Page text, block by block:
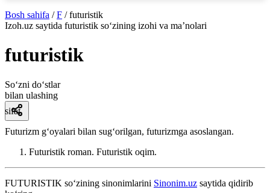
Bosh sahifa / F / futuristik
Izoh.uz saytida futuristik so‘zining izohi va ma’nolari
futuristik
So‘zni do‘stlar
bilan ulashing
sifat
Futurizm gʻoyalari bilan sugʻorilgan, futurizmga asoslangan.
Futuristik roman. Futuristik oqim.
FUTURISTIK so‘zining sinonimlarini Sinonim.uz saytida qidirib